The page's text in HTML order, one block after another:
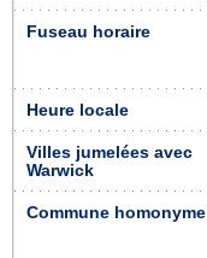
Fuseau horaire
Heure locale
Villes jumelées avec
Warwick
Commune homonyme